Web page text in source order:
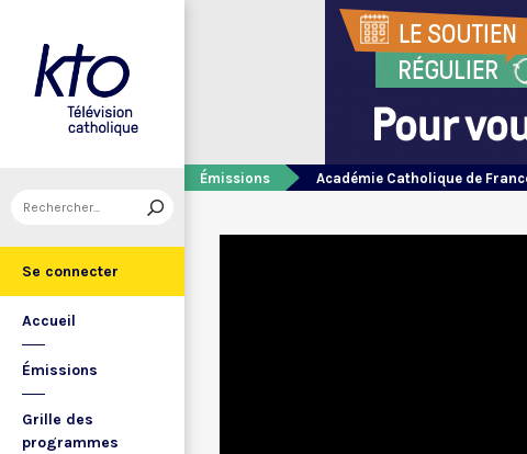
Se connecter
Accueil
Émissions
Grille des
programmes
Émissions Académie Catholique de